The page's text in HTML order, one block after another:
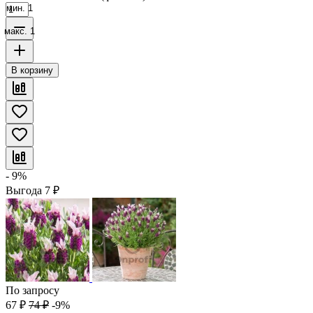
мин. 1
макс. 1
В корзину
- 9%
Выгода 7 ₽
По запросу
67 ₽ 74 ₽ -9%